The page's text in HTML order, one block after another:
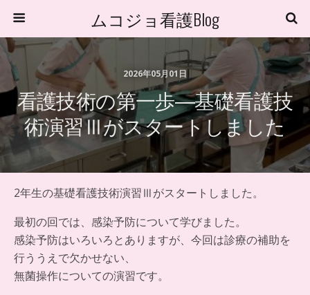
ムコジョ看護Blog
2026年05月01日
看護技術の第一歩―基礎看護技
術演習Ⅲがスタートしました
2年生の基礎看護技術演習Ⅲがスタートしました。
最初の回では、感染予防について学びました。
感染予防はいろいろとありますが、今回は診療の補助を
行ううえで欠かせない、
無菌操作についての演習です。